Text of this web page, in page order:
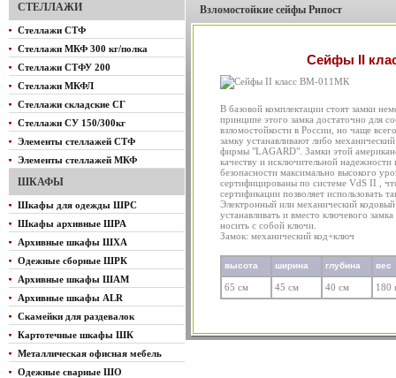
СТЕЛЛАЖИ
Стеллажи СТФ
Стеллажи МКФ 300 кг/полка
Стеллажи СТФУ 200
Стеллажи МКФЛ
Стеллажи складские СГ
Стеллажи СУ 150/300кг
Элементы стеллажей СТФ
Элементы стеллажей МКФ
ШКАФЫ
Шкафы для одежды ШРС
Шкафы архивные ШРА
Архивные шкафы ШХА
Одежные сборные ШРК
Архивные шкафы ШАМ
Архивные шкафы ALR
Скамейки для раздевалок
Картотечные шкафы ШК
Металлическая офисная мебель
Одежные сварные ШО
Взломостойкие сейфы Рипост
Сейфы II
В базовой комплектации стоят замки
принципе этого замка достаточно для
взломостойкости в России, но чаще
замку устанавливают либо
фирмы "LAGARD". Замки этой
качеству и исключительной надежности
безопасности максимально высокого
сертифицированы по системе VdS II ,
сертификации позволяет использовать
Электронный или механический
устанавливать и вместо ключевого
носить с собой ключи.
Замок: механический код+ключ
высота ширина глубина вес
65 см 45 см 40 см 180